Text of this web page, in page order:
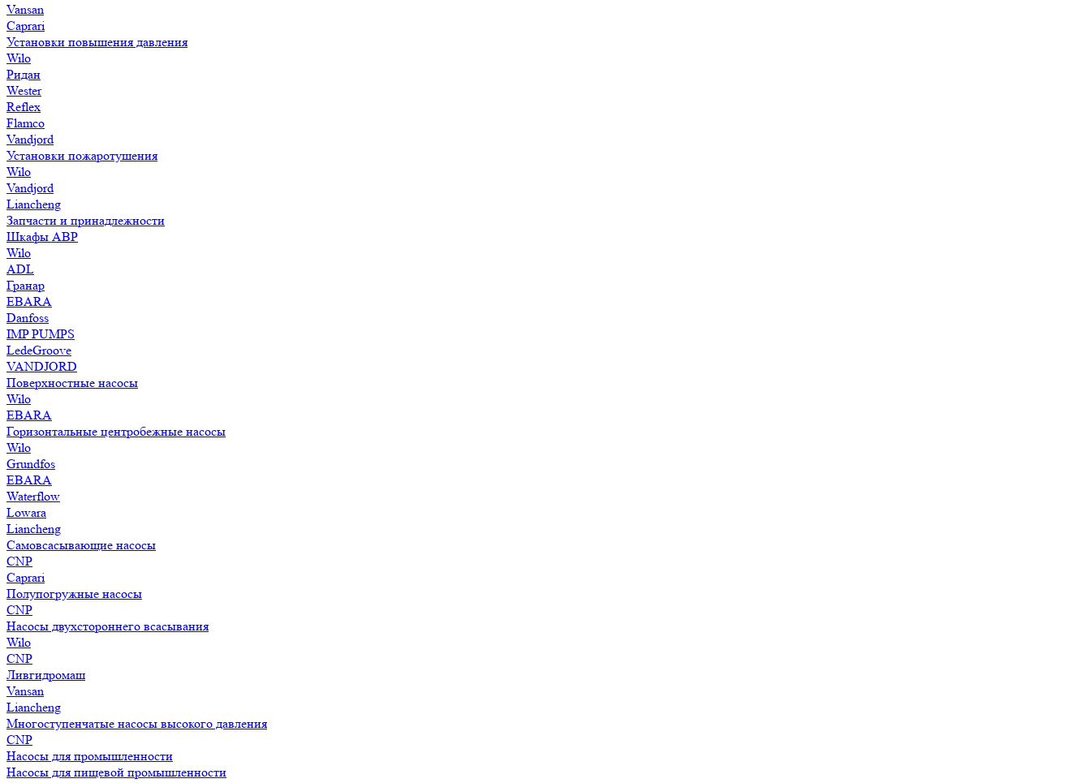
Vansan
Caprari
Установки повышения давления
Wilo
Ридан
Wester
Reflex
Flamco
Vandjord
Установки пожаротушения
Wilo
Vandjord
Liancheng
Запчасти и принадлежности
Шкафы АВР
Wilo
ADL
Гранар
EBARA
Danfoss
IMP PUMPS
LedeGroove
VANDJORD
Поверхностные насосы
Wilo
EBARA
Горизонтальные центробежные насосы
Wilo
Grundfos
EBARA
Waterflow
Lowara
Liancheng
Самовсасывающие насосы
CNP
Caprari
Полупогружные насосы
CNP
Насосы двухстороннего всасывания
Wilo
CNP
Ливгидромаш
Vansan
Liancheng
Многоступенчатые насосы высокого давления
CNP
Насосы для промышленности
Насосы для пищевой промышленности